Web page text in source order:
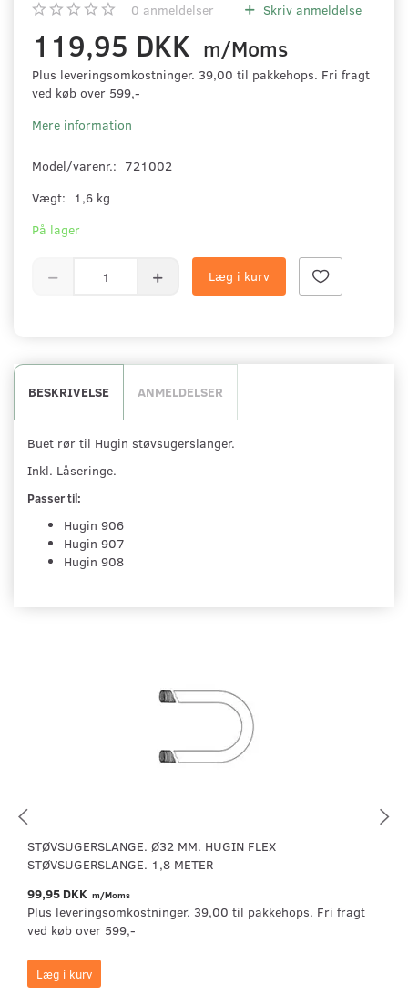
0 anmeldelser Skriv anmeldelse
119,95 DKK m/Moms
Plus leveringsomkostninger. 39,00 til pakkehops. Fri fragt
ved køb over 599,-
Mere information
Model/varenr.: 721002
Vægt:
1,6 kg
På lager
Læg i kurv
BESKRIVELSE ANMELDELSER
Buet rør til Hugin støvsugerslanger.
Inkl. Låseringe.
Passer til:
Hugin 906
Hugin 907
Hugin 908
STØVSUGERSLANGE. Ø32 MM. HUGIN FLEX
STØVSUGERSLANGE. 1,8 METER
99,95 DKK m/Moms
Plus leveringsomkostninger. 39,00 til pakkehops. Fri fragt
ved køb over 599,-
Læg i kurv